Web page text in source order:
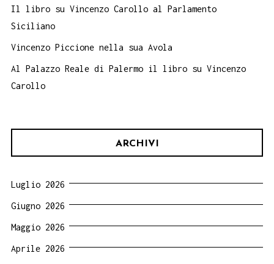
Il libro su Vincenzo Carollo al Parlamento
Siciliano
Vincenzo Piccione nella sua Avola
Al Palazzo Reale di Palermo il libro su Vincenzo
Carollo
ARCHIVI
Luglio 2026
Giugno 2026
Maggio 2026
Aprile 2026